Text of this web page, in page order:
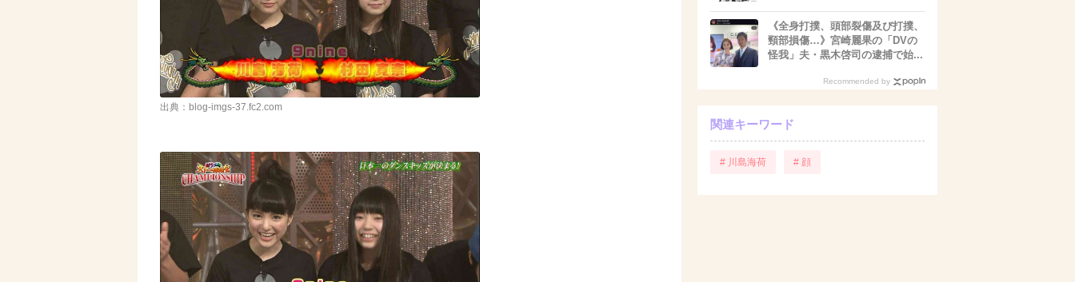
出典：blog-imgs-37.fc2.com
《全身打撲、頭部裂傷及び打撲、
頸部損傷…》宮崎麗果の「DVの
怪我」夫・黒木啓司の逮捕で始...
Recommended by
関連キーワード
# 川島海荷 # 顔